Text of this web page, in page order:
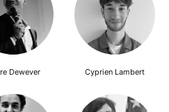
Dewever Cyprien Lambert